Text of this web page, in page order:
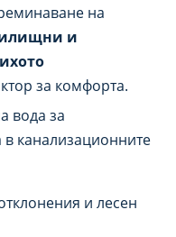
на
и
за комфорта.
вода за
канализационните
и лесен